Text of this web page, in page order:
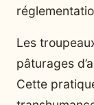
Les
pâturages
Cette